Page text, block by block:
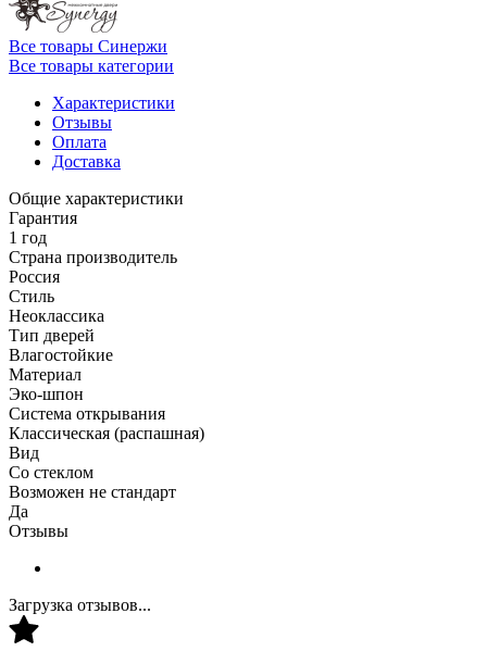
Все товары Синержи
Все товары категории
Характеристики
Отзывы
Оплата
Доставка
Общие характеристики
Гарантия
1 год
Страна производитель
Россия
Стиль
Неоклассика
Тип дверей
Влагостойкие
Материал
Эко-шпон
Система открывания
Классическая (распашная)
Вид
Со стеклом
Возможен не стандарт
Да
Отзывы
Загрузка отзывов...